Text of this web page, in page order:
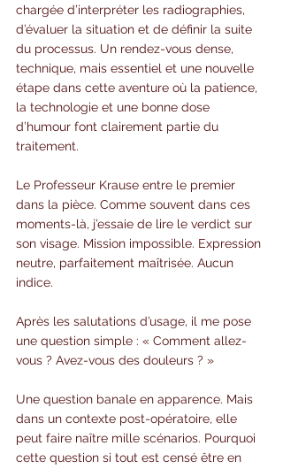
chargée d’interpréter les radiographies,
d’évaluer la situation et de définir la suite
du processus. Un rendez-vous dense,
technique, mais essentiel et une nouvelle
étape dans cette aventure où la patience,
la technologie et une bonne dose
d’humour font clairement partie du
traitement.
Le Professeur Krause entre le premier
dans la pièce. Comme souvent dans ces
moments-là, j’essaie de lire le verdict sur
son visage. Mission impossible. Expression
neutre, parfaitement maîtrisée. Aucun
indice.
Après les salutations d’usage, il me pose
une question simple : « Comment allez-
vous ? Avez-vous des douleurs ? »
Une question banale en apparence. Mais
dans un contexte post-opératoire, elle
peut faire naître mille scénarios. Pourquoi
cette question si tout est censé être en